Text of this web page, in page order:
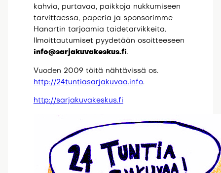
kahvia, purtavaa, paikkoja nukkumiseen
tarvittaessa, paperia ja sponsorimme
Hanartin tarjoamia taidetarvikkeita.
Ilmoittautumiset pyydetään osoitteeseen
info@sarjakuvakeskus.fi.
Vuoden 2009 töitä nähtävissä os.
http://24tuntiasarjakuvaa.info.
http://sarjakuvakeskus.fi